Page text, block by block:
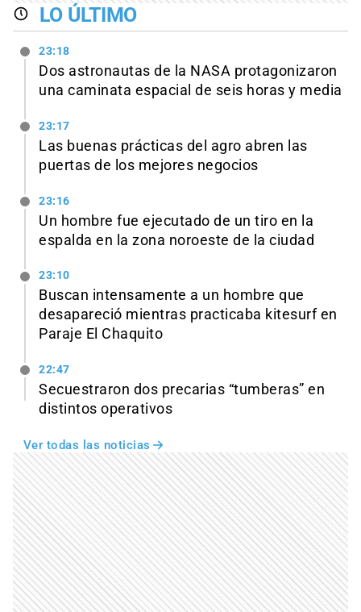
LO ÚLTIMO
23:18
Dos astronautas de la NASA protagonizaron
una caminata espacial de seis horas y media
23:17
Las buenas prácticas del agro abren las
puertas de los mejores negocios
23:16
Un hombre fue ejecutado de un tiro en la
espalda en la zona noroeste de la ciudad
23:10
Buscan intensamente a un hombre que
desapareció mientras practicaba kitesurf en
Paraje El Chaquito
22:47
Secuestraron dos precarias “tumberas” en
distintos operativos
Ver todas las noticias